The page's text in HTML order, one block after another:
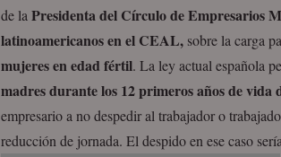
de la Presidenta del Círculo de Empresarios
latinoamericanos en el CEAL, sobre la carga
mujeres en edad fértil. La ley actual española
madres durante los 12 primeros años de vida
empresario a no despedir al trabajador o
reducción de jornada. El despido en ese caso